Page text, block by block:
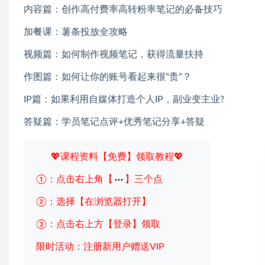
内容篇：创作高付费率高转粉率笔记的必备技巧
加餐课：薯条投放全攻略
视频篇：如何制作视频笔记，获得流量扶持
作图篇：如何让你的账号看起来很“贵”？
IP篇：如果利用自媒体打造个人IP，副业变主业?
答疑篇：学员笔记点评+优秀笔记分享+答疑
💖课程资料【免费】领取教程💖
①：点击右上角【 】三个点
②：选择【在浏览器打开】
③：点击右上方【登录】领取
限时活动：注册新用户赠送VIP